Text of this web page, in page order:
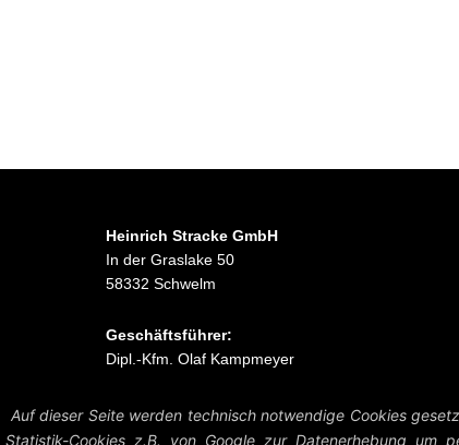
Heinrich Stracke GmbH
In der Graslake 50
58332 Schwelm
Geschäftsführer:
Dipl.-Kfm. Olaf Kampmeyer
Auf dieser Seite werden technisch notwendige Cookies
Statistik-Cookies z.B. von Google zur Datenerhebung um